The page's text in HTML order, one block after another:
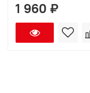
1 960 ₽